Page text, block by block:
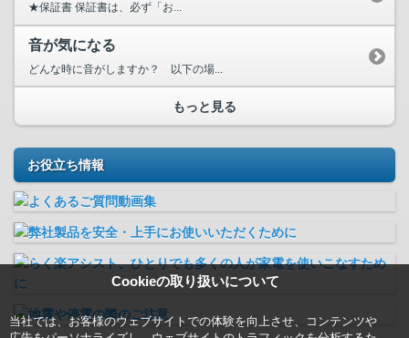
Cookieの取り扱いについて
当社では、お客様のウェブサイトでの体験を向上させ、コンテンツや
★保証書 保証書は、必ず「お...
音が気になる
どんな時に音がしますか？ 以下の場...
もっと見る
お役立ち情報